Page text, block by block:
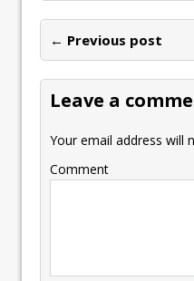
← Previous post
Leave a
Your email address will
Comment